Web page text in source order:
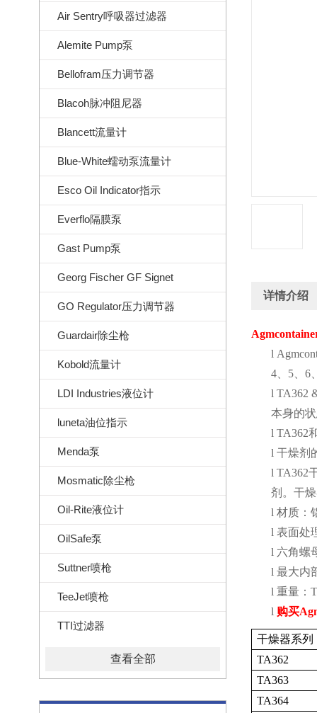
Air Sentry呼吸器过滤器
Alemite Pump泵
Bellofram压力调节器
Blacoh脉冲阻尼器
Blancett流量计
Blue-White蠕动泵流量计
Esco Oil Indicator指示
Everflo隔膜泵
Gast Pump泵
Georg Fischer GF Signet
GO Regulator压力调节器
Guardair除尘枪
Kobold流量计
LDI Industries液位计
luneta油位指示
Menda泵
Mosmatic除尘枪
Oil-Rite液位计
OilSafe泵
Suttner喷枪
TeeJet喷枪
TTI过滤器
查看全部
详情介绍
l
4
5 6
l TA362
本身的
l TA362
l 干燥剂
l TA362
剂。干
l 材质：
l 表面处
l 六角螺
l 最大内
l 重量：
l 购买
干燥器系列
TA362
TA363
TA364